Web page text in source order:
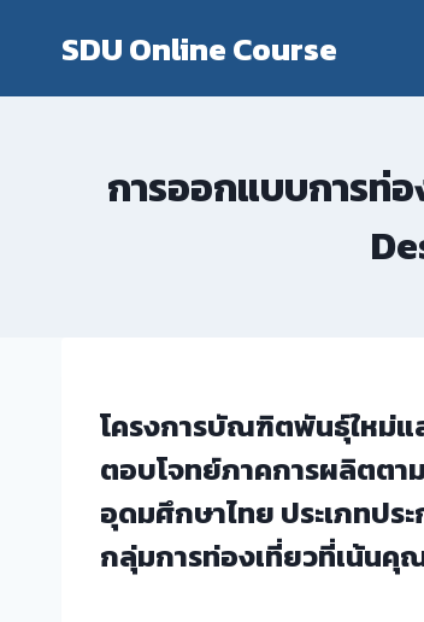
SDU Online Course
การออกแบบการท่
โครงการบัณฑิตพันธุ์ใหม่แ
ตอบโจทย์ภาคการผลิตตา
อุดมศึกษาไทย ประเภทป
กลุ่มการท่องเที่ยวที่เน้นคุ